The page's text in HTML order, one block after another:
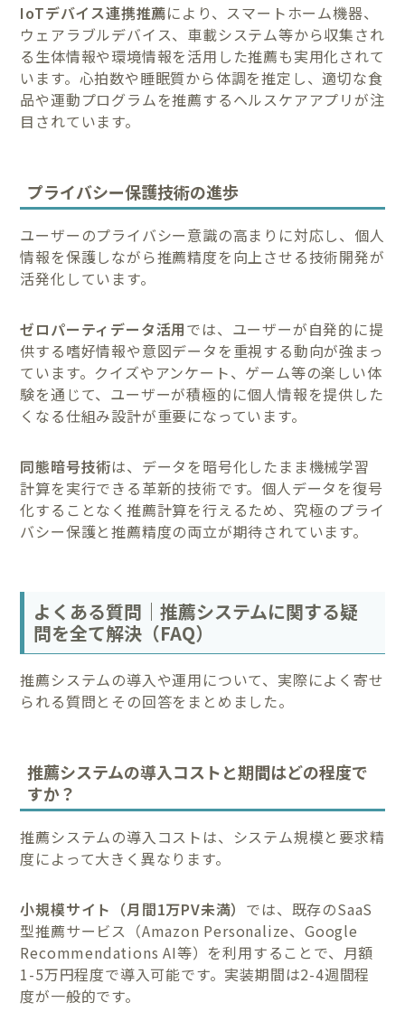
IoTデバイス連携推薦により、スマートホーム機器、
ウェアラブルデバイス、車載システム等から収集され
る生体情報や環境情報を活用した推薦も実用化されて
います。心拍数や睡眠質から体調を推定し、適切な食
品や運動プログラムを推薦するヘルスケアアプリが注
目されています。
プライバシー保護技術の進歩
ユーザーのプライバシー意識の高まりに対応し、個人
情報を保護しながら推薦精度を向上させる技術開発が
活発化しています。
ゼロパーティデータ活用では、ユーザーが自発的に提
供する嗜好情報や意図データを重視する動向が強まっ
ています。クイズやアンケート、ゲーム等の楽しい体
験を通じて、ユーザーが積極的に個人情報を提供した
くなる仕組み設計が重要になっています。
同態暗号技術は、データを暗号化したまま機械学習
計算を実行できる革新的技術です。個人データを復号
化することなく推薦計算を行えるため、究極のプライ
バシー保護と推薦精度の両立が期待されています。
よくある質問｜推薦システムに関する疑
問を全て解決（FAQ）
推薦システムの導入や運用について、実際によく寄せ
られる質問とその回答をまとめました。
推薦システムの導入コストと期間はどの程度で
すか？
推薦システムの導入コストは、システム規模と要求精
度によって大きく異なります。
小規模サイト（月間1万PV未満） では、既存のSaaS
型推薦サービス（Amazon Personalize、Google
Recommendations AI等）を利用することで、月額
1-5万円程度で導入可能です。実装期間は2-4週間程
度が一般的です。